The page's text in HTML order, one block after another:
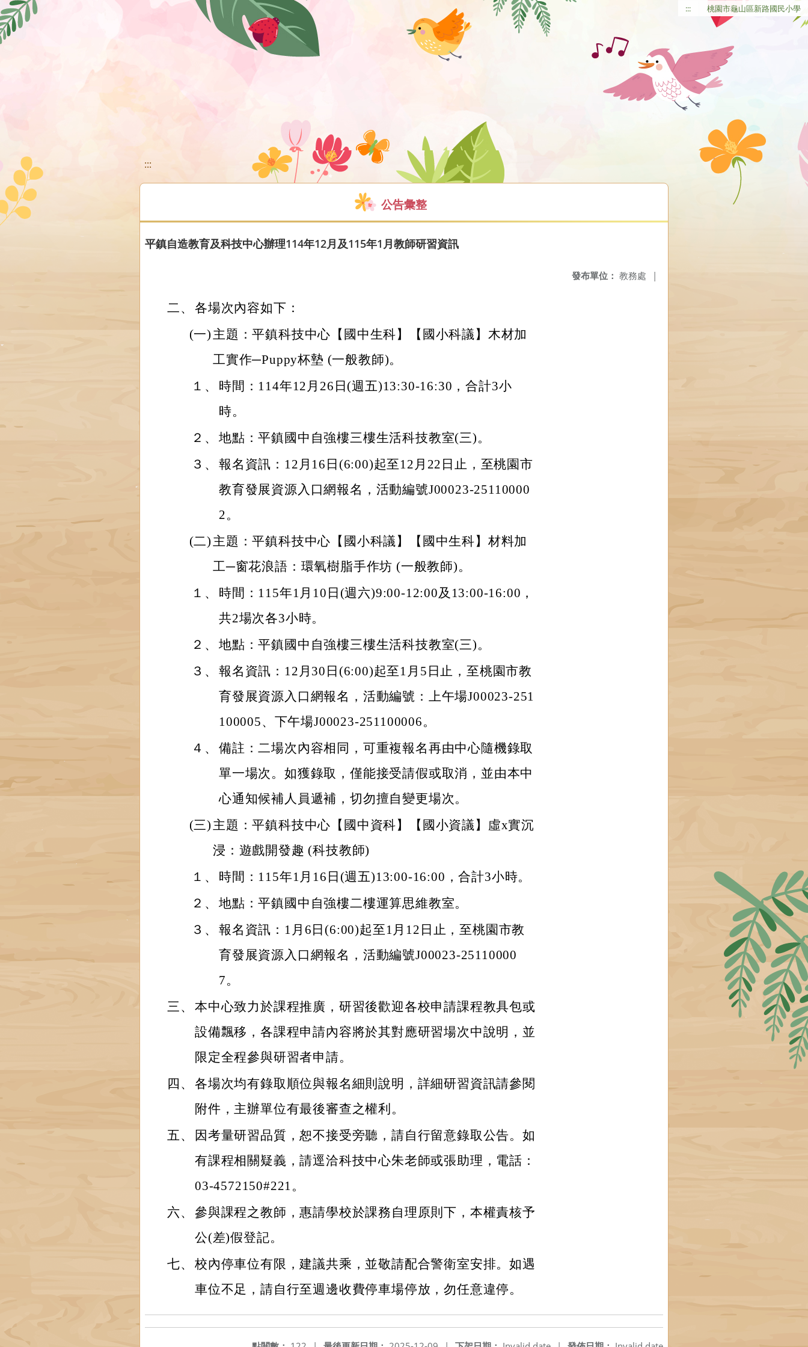
移至網頁之主要內容區位置 ::: 桃園市龜山區新路國民小學
:::
公告彙整
平鎮自造教育及科技中心辦理114年12月及115年1月教師研習資訊
發布單位： 教務處 |
二、 各場次內容如下：
(一) 主題：平鎮科技中心【國中生科】【國小科議】木材加
工實作─Puppy杯墊 (一般教師)。
１、
時間：114年12月26日(週五)13:30-16:30，合計3小
時。
２、 地點：平鎮國中自強樓三樓生活科技教室(三)。
３、 報名資訊：12月16日(6:00)起至12月22日止，至桃園市
教育發展資源入口網報名，活動編號J00023-25110000
2。
(二) 主題：平鎮科技中心【國小科議】【國中生科】材料加
工─窗花浪語：環氧樹脂手作坊 (一般教師)。
１、
時間：115年1月10日(週六)9:00-12:00及13:00-16:00，
共2場次各3小時。
２、 地點：平鎮國中自強樓三樓生活科技教室(三)。
３、 報名資訊：12月30日(6:00)起至1月5日止，至桃園市教
育發展資源入口網報名，活動編號：上午場J00023-251
100005、下午場J00023-251100006。
４、 備註：二場次內容相同，可重複報名再由中心隨機錄取
單一場次。如獲錄取，僅能接受請假或取消，並由本中
心通知候補人員遞補，切勿擅自變更場次。
(三) 主題：平鎮科技中心【國中資科】【國小資議】虛x實沉
浸：遊戲開發趣 (科技教師)
１、
時間：115年1月16日(週五)13:00-16:00，合計3小時。
２、 地點：平鎮國中自強樓二樓運算思維教室。
３、 報名資訊：1月6日(6:00)起至1月12日止，至桃園市教
育發展資源入口網報名，活動編號J00023-25110000
7。
三、 本中心致力於課程推廣，研習後歡迎各校申請課程教具包或
設備飄移，各課程申請內容將於其對應研習場次中說明，並
限定全程參與研習者申請。
四、 各場次均有錄取順位與報名細則說明，詳細研習資訊請參閱
附件，主辦單位有最後審查之權利。
五、
因考量研習品質，恕不接受旁聽，請自行留意錄取公告。如
有課程相關疑義，請逕洽科技中心朱老師或張助理，電話：
03-4572150#221。
六、 參與課程之教師，惠請學校於課務自理原則下，本權責核予
公(差)假登記。
七、 校內停車位有限，建議共乘，並敬請配合警衛室安排。如遇
車位不足，請自行至週邊收費停車場停放，勿任意違停。